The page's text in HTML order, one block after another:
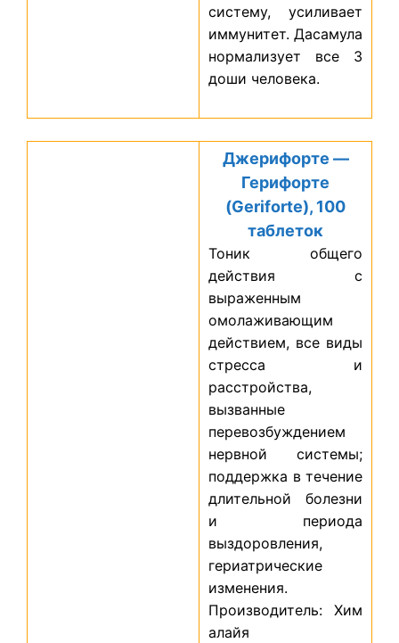
систему, усиливает
иммунитет. Дасамула
нормализует все 3
доши человека.
Джерифорте —
Герифорте
(Geriforte), 100
таблеток
Тоник общего
действия с
выраженным
омолаживающим
действием, все виды
стресса и
расстройства,
вызванные
перевозбуждением
нервной системы;
поддержка в течение
длительной болезни
и периода
выздоровления,
гериатрические
изменения.
Производитель: Хим
алайя